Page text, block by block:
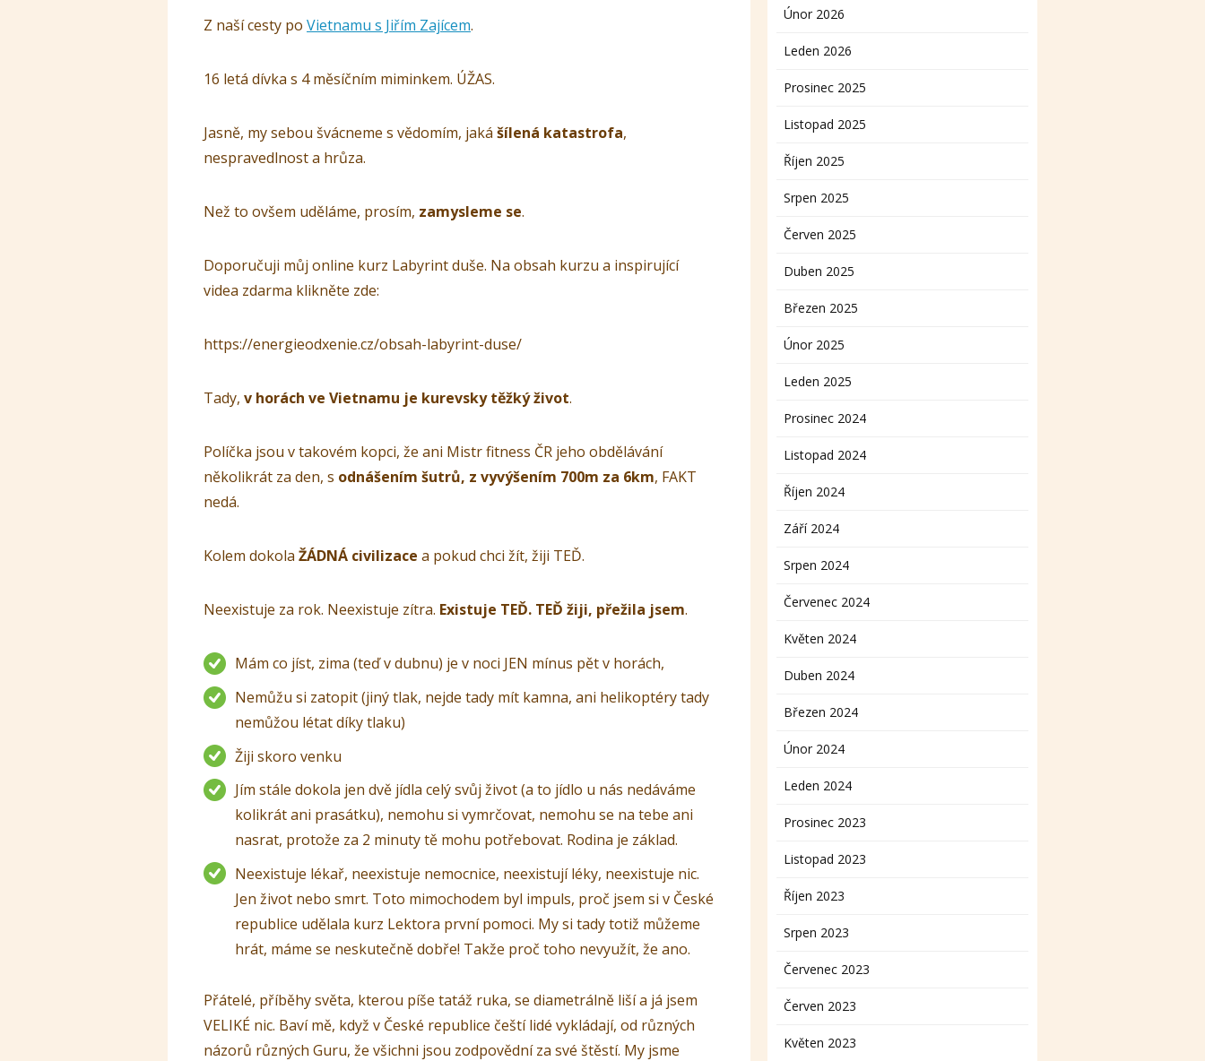
Z naší cesty po Vietnamu s Jiřím Zajícem.
16 letá dívka s 4 měsíčním miminkem. ÚŽAS.
Jasně, my sebou švácneme s vědomím, jaká šílená katastrofa,
nespravedlnost a hrůza.
Než to ovšem uděláme, prosím, zamysleme se.
Doporučuji můj online kurz Labyrint duše. Na obsah kurzu a inspirující
videa zdarma klikněte zde:
https://energieodxenie.cz/obsah-labyrint-duse/
Tady, v horách ve Vietnamu je kurevsky těžký život.
Políčka jsou v takovém kopci, že ani Mistr fitness ČR jeho obdělávání
několikrát za den, s odnášením šutrů, z vyvýšením 700m za 6km, FAKT
nedá.
Kolem dokola ŽÁDNÁ civilizace a pokud chci žít, žiji TEĎ.
Neexistuje za rok. Neexistuje zítra. Existuje TEĎ. TEĎ žiji, přežila jsem.
Mám co jíst, zima (teď v dubnu) je v noci JEN mínus pět v horách,
Nemůžu si zatopit (jiný tlak, nejde tady mít kamna, ani helikoptéry tady
nemůžou létat díky tlaku)
Žiji skoro venku
Jím stále dokola jen dvě jídla celý svůj život (a to jídlo u nás nedáváme
kolikrát ani prasátku), nemohu si vymrčovat, nemohu se na tebe ani
nasrat, protože za 2 minuty tě mohu potřebovat. Rodina je základ.
Neexistuje lékař, neexistuje nemocnice, neexistují léky, neexistuje nic.
Jen život nebo smrt. Toto mimochodem byl impuls, proč jsem si v České
republice udělala kurz Lektora první pomoci. My si tady totiž můžeme
hrát, máme se neskutečně dobře! Takže proč toho nevyužít, že ano.
Přátelé, příběhy světa, kterou píše tatáž ruka, se diametrálně liší a já jsem
VELIKÉ nic. Baví mě, když v České republice čeští lidé vykládají, od různých
názorů různých Guru, že všichni jsou zodpovědní za své štěstí. My jsme
Únor 2026
Leden 2026
Prosinec 2025
Listopad 2025
Říjen 2025
Srpen 2025
Červen 2025
Duben 2025
Březen 2025
Únor 2025
Leden 2025
Prosinec 2024
Listopad 2024
Říjen 2024
Září 2024
Srpen 2024
Červenec 2024
Květen 2024
Duben 2024
Březen 2024
Únor 2024
Leden 2024
Prosinec 2023
Listopad 2023
Říjen 2023
Srpen 2023
Červenec 2023
Červen 2023
Květen 2023